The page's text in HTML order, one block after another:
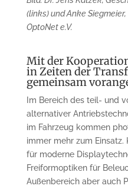
(links) und Anke Siegmeier,
OptoNet e.V.
Mit der
in Zeiten der
gemeinsam
Im Bereich des teil- und
alternativer
im Fahrzeug kommen
immer mehr zum
für moderne
Freiformoptiken für
Außenbereich aber auch